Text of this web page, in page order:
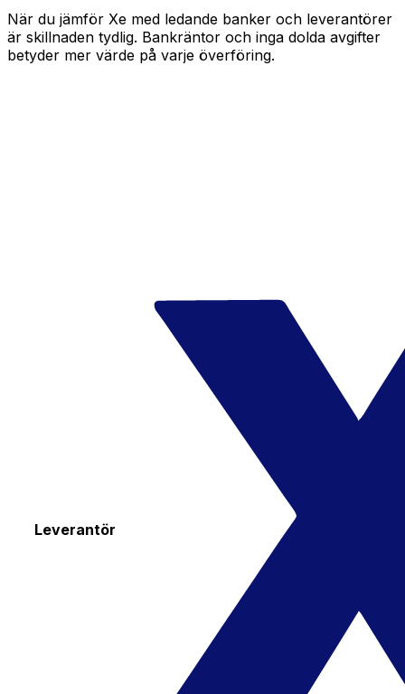
När du jämför Xe med ledande banker och leverantörer
är skillnaden tydlig. Bankräntor och inga dolda avgifter
betyder mer värde på varje överföring.
Leverantör